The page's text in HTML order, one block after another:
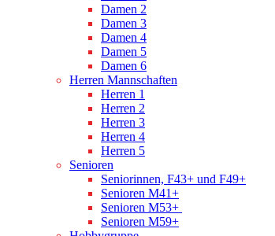
Damen 2
Damen 3
Damen 4
Damen 5
Damen 6
Herren Mannschaften
Herren 1
Herren 2
Herren 3
Herren 4
Herren 5
Senioren
Seniorinnen, F43+ und F49+
Senioren M41+
Senioren M53+
Senioren M59+